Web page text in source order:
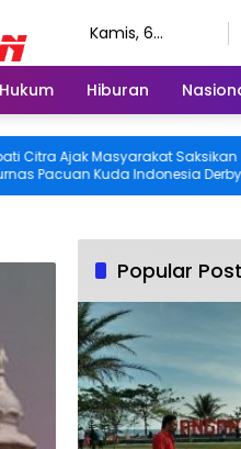
Kamis, 6
Hukum Hiburan
Ajak Masyarakat Saksikan
Kuda Indonesia Derby
Popular